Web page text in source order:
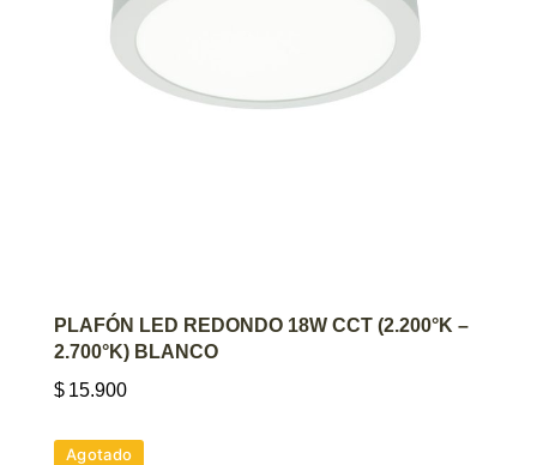
AGREGAR AL CARRITO
PLAFÓN LED REDONDO 18W CCT (2.200°K –
2.700°K) BLANCO
$ 15.900
Agotado